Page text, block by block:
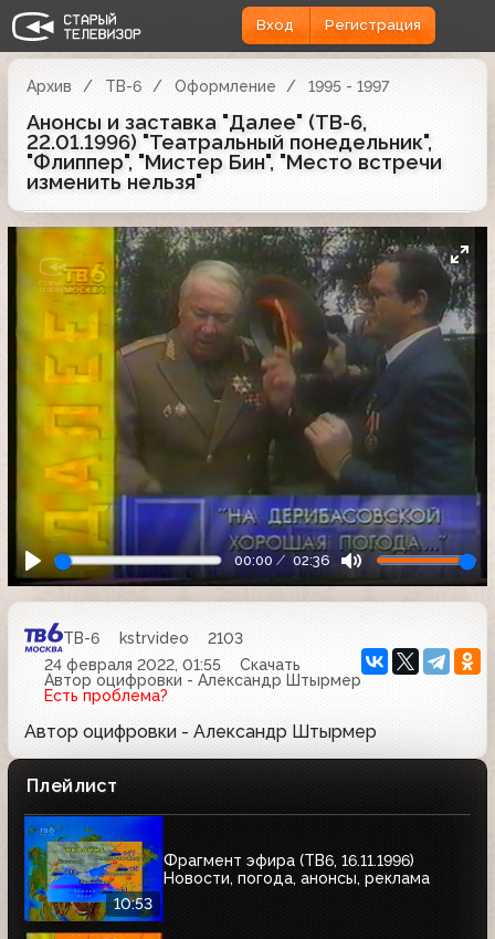
Вход Регистрация
Архив ТВ-6 Оформление 1995 - 1997
Анонсы и заставка "Далее" (ТВ-6,
22.01.1996) "Театральный понедельник",
"Флиппер", "Мистер Бин", "Место встречи
изменить нельзя"
00:00 02:36
ТВ-6 kstrvideo
2103
24 февраля 2022, 01:55
Скачать
Автор оцифровки - Александр Штырмер
Есть проблема?
Автор оцифровки - Александр Штырмер
Плейлист
10:53
Фрагмент эфира (ТВ6, 16.11.1996)
Новости, погода, анонсы, реклама